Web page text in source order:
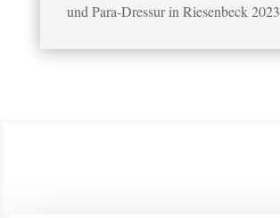
und Para-Dressur in Riesenbeck 2023